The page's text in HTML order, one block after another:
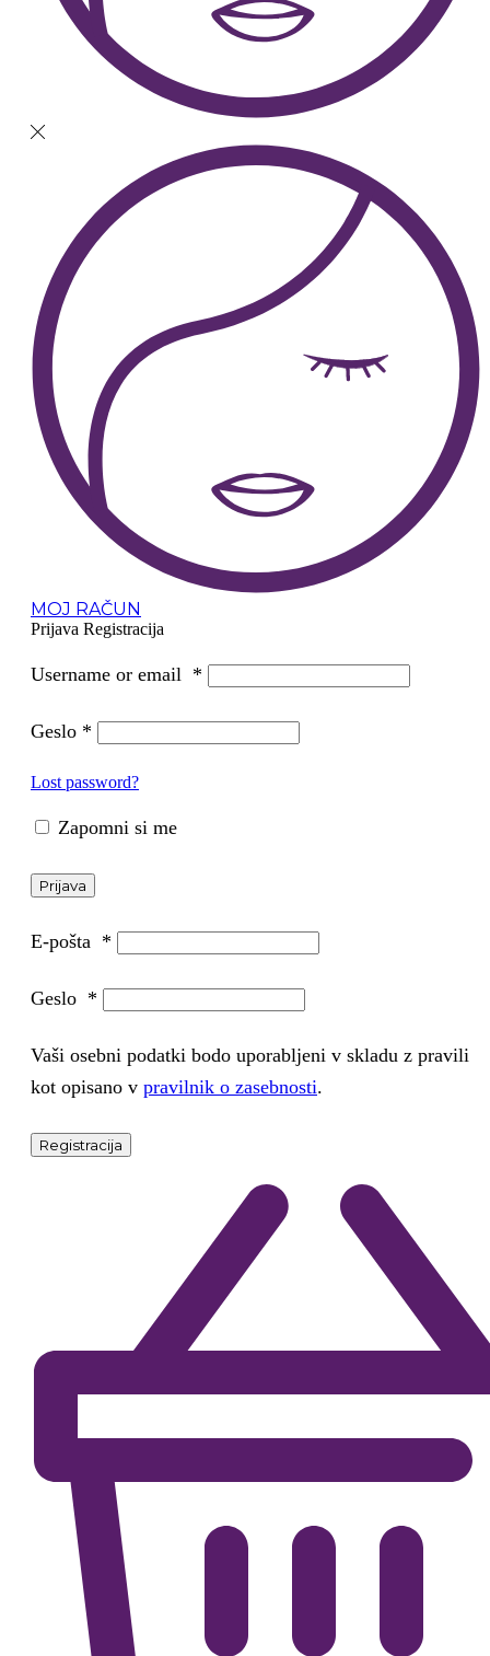
MOJ RAČUN
Prijava Registracija
Username or email *
Geslo *
Lost password?
Zapomni si me
Prijava
E-pošta *
Geslo *
Vaši osebni podatki bodo uporabljeni v skladu z pravili
kot opisano v pravilnik o zasebnosti.
Registracija